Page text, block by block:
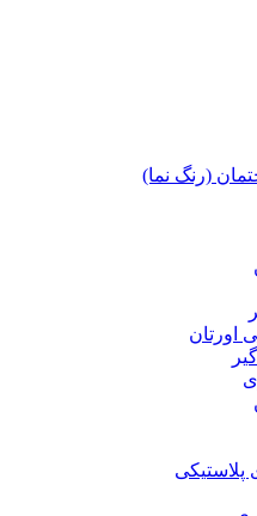
(رنگ نما)
اورتان
پلاستیکی